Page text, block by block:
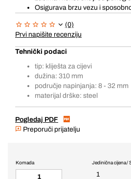
Osigurava brzu vezu i
(0)
Prvi napišite recenziju
Tehnički podaci
tip: kliješta za cijevi
dužina: 310 mm
područje napinjanja: 8 - 32 mm
materijal drške: steel
Pogledaj PDF
Preporuči prijatelju
Jedinična cijena /
1
Komada